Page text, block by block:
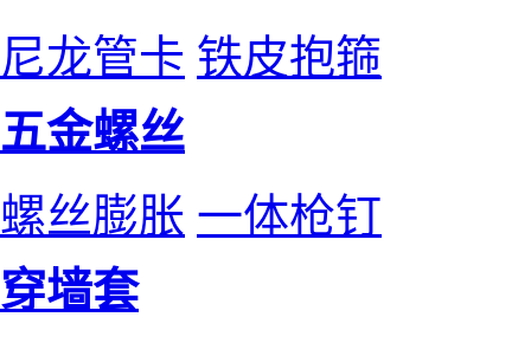
尼龙管卡 铁皮抱箍
五金螺丝
螺丝膨胀 一体枪钉
穿墙套